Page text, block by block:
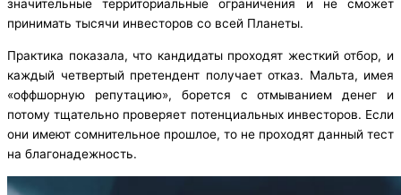
значительные территориальные ограничения и не сможет
принимать тысячи инвесторов со всей Планеты.
Практика показала, что кандидаты проходят жесткий отбор, и
каждый четвертый претендент получает отказ. Мальта, имея
«оффшорную репутацию», борется с отмыванием денег и
потому тщательно проверяет потенциальных инвесторов. Если
они имеют сомнительное прошлое, то не проходят данный тест
на благонадежность.